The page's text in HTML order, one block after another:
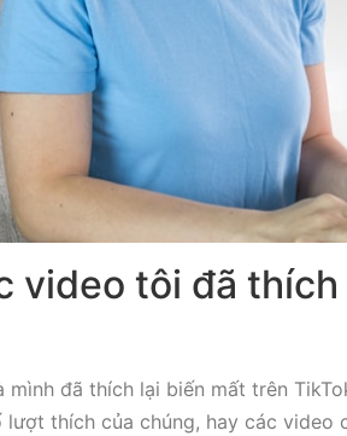
video tôi đã
mình đã thích lại biến mất trên
lượt thích của chúng, hay các video